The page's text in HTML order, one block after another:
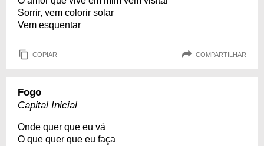
Sorrir, vem colorir solar
Vem esquentar
COPIAR COMPARTILHAR
Fogo
Capital Inicial
Onde quer que eu vá
O que quer que eu faça